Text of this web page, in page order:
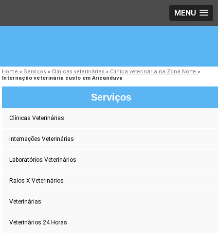
MENU
Home » Serviços» Clínicas veterinárias» Clínica veterinária na Zona Norte»
Internação veterinária custo em Aricanduva
Serviços
Clínicas Veterinárias
Internações Veterinárias
Laboratórios Veterinários
Raios X Veterinários
Veterinárias
Veterinários 24 Horas